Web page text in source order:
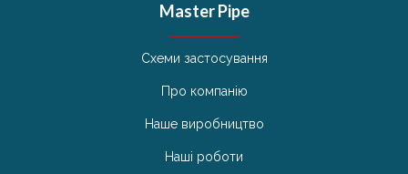
Master Pipe
Схеми застосування
Про компанію
Наше виробництво
Наші роботи